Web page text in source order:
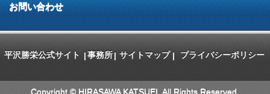
お問い合わせ
平沢勝栄公式サイト |事務所| サイトマップ | プライバシーポリシー
Copyright © HIRASAWA KATSUEI. All Rights Reserved.